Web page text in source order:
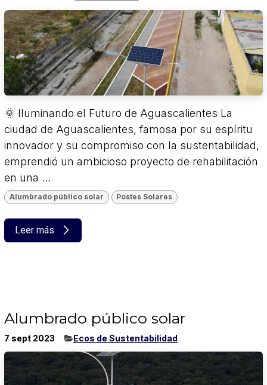
🌞 Iluminando el Futuro de Aguascalientes La
ciudad de Aguascalientes, famosa por su espíritu
innovador y su compromiso con la sustentabilidad,
emprendió un ambicioso proyecto de rehabilitación
en una ...
Alumbrado público solar Postes Solares
Leer más
Alumbrado público solar
7 sept 2023 ​Ecos de Sustentabilidad